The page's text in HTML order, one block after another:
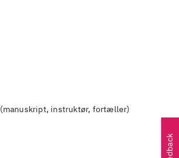
(manuskript, instruktør, fortæller)